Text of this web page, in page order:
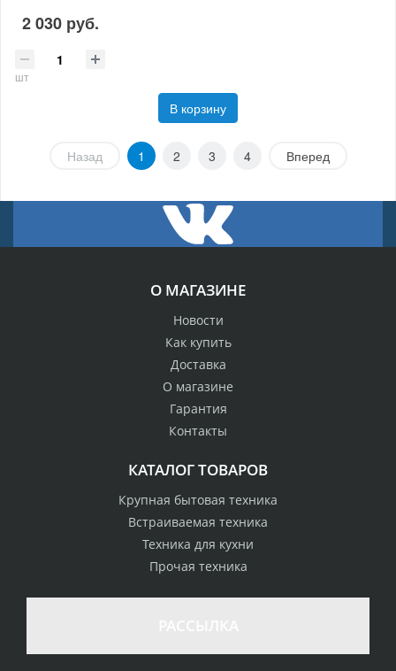
2 030 руб.
шт
В корзину
Назад 1 2 3 4 Вперед
О МАГАЗИНЕ
Новости
Как купить
Доставка
О магазине
Гарантия
Контакты
КАТАЛОГ ТОВАРОВ
Крупная бытовая техника
Встраиваемая техника
Техника для кухни
Прочая техника